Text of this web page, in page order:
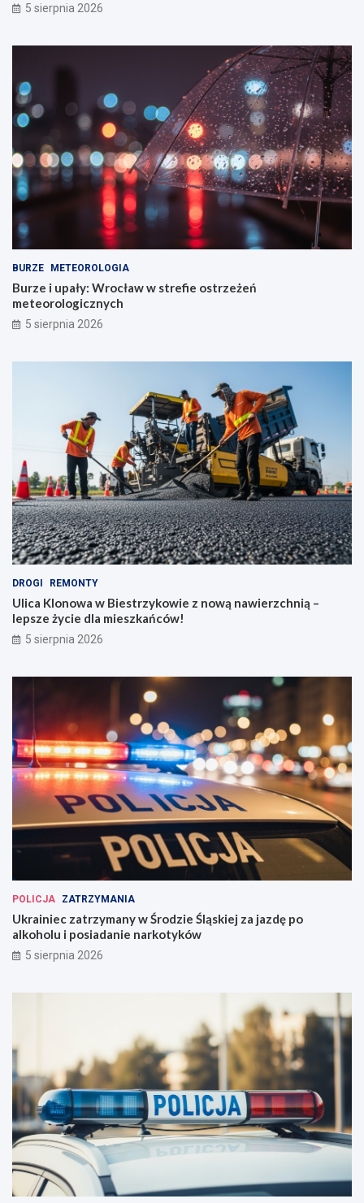
5 sierpnia 2026
BURZE METEOROLOGIA
Burze i upały: Wrocław w strefie ostrzeżeń
meteorologicznych
5 sierpnia 2026
DROGI REMONTY
Ulica Klonowa w Biestrzykowie z nową nawierzchnią –
lepsze życie dla mieszkańców!
5 sierpnia 2026
POLICJA ZATRZYMANIA
Ukrainiec zatrzymany w Środzie Śląskiej za jazdę po
alkoholu i posiadanie narkotyków
5 sierpnia 2026